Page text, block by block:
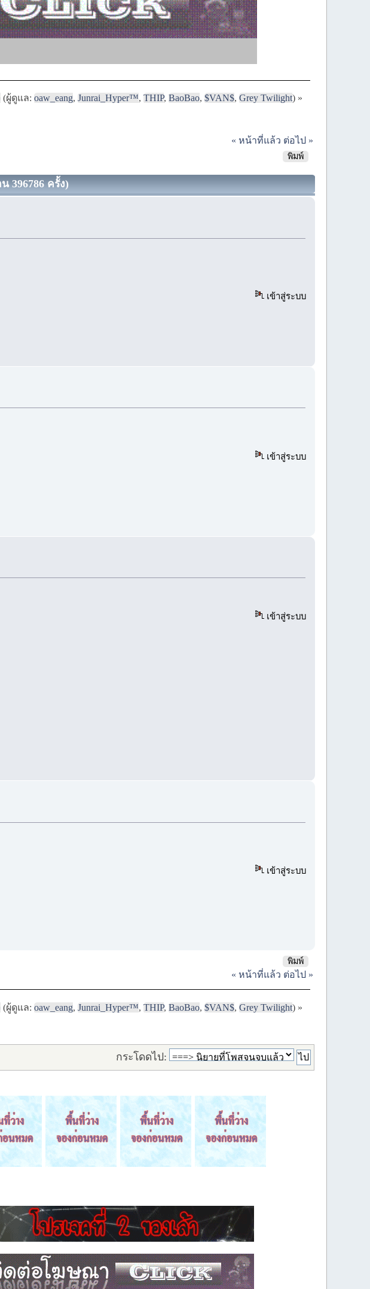
(ผู้ดูแล:oaw_eang,Junrai_Hyper™,THIP,BaoBao,$VAN$,Grey Twilight) »
« หน้าที่แล้ว ต่อไป »
พิมพ์
396786 ครั้ง)
เข้าสู่ระบบ
เข้าสู่ระบบ
เข้าสู่ระบบ
เข้าสู่ระบบ
พิมพ์
« หน้าที่แล้ว ต่อไป »
(ผู้ดูแล:oaw_eang,Junrai_Hyper™,THIP,BaoBao,$VAN$,Grey Twilight) »
กระโดดไป: